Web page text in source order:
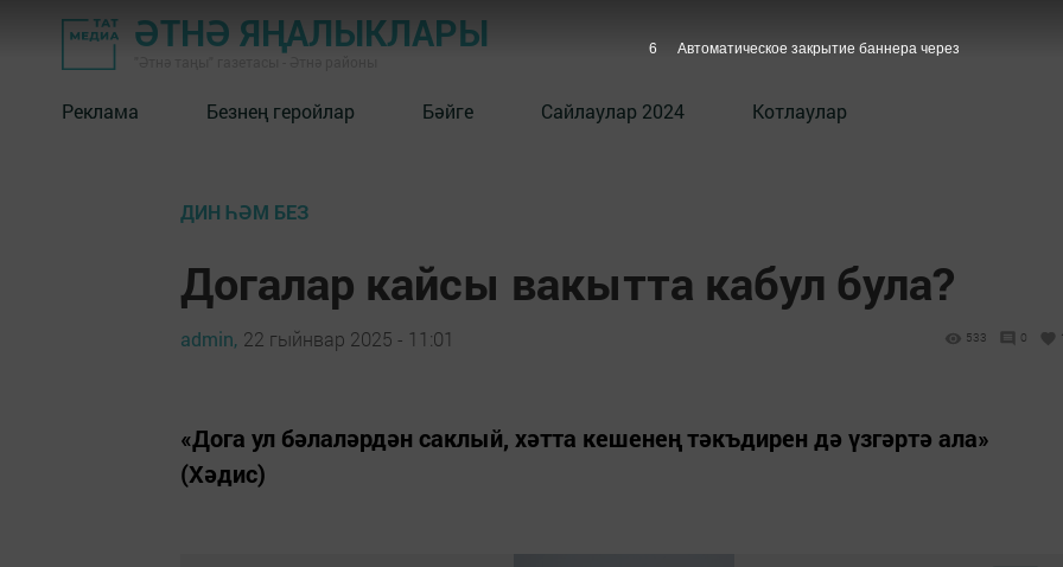
ӘТНӘ ЯҢАЛЫКЛАРЫ
Реклама Безнең геройлар Бәйге Сайлаулар 2024 Котлаулар
ДИН ҺӘМ БЕЗ
Догалар кайсы вакытта кабул була?
admin, 22 гыйнвар 2025 - 11:01 533 0
«Дога ул бәлаләрдән саклый, хәтта кешенең тәкъдирен дә үзгәртә ала»
(Хәдис)
4 Автоматическое закрытие баннера через